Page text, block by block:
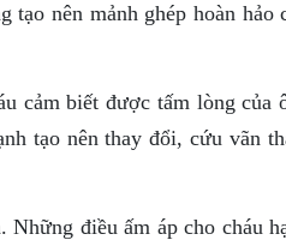
tạo nên mảnh ghép hoàn hảo
cảm biết được tấm lòng của
tạo nên thay đổi, cứu vãn
điều ấm áp cho cháu